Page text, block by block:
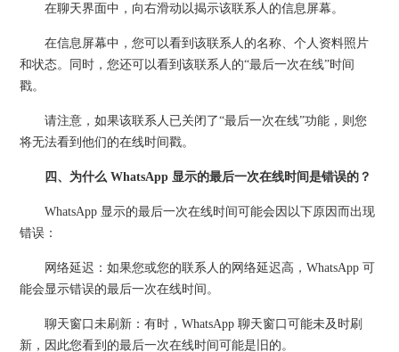
在聊天界面中，向右滑动以揭示该联系人的信息屏幕。
在信息屏幕中，您可以看到该联系人的名称、个人资料照片
和状态。同时，您还可以看到该联系人的“最后一次在线”时间
戳。
请注意，如果该联系人已关闭了“最后一次在线”功能，则您
将无法看到他们的在线时间戳。
四、为什么 WhatsApp 显示的最后一次在线时间是错误的？
WhatsApp 显示的最后一次在线时间可能会因以下原因而出现
错误：
网络延迟：如果您或您的联系人的网络延迟高，WhatsApp 可
能会显示错误的最后一次在线时间。
聊天窗口未刷新：有时，WhatsApp 聊天窗口可能未及时刷
新，因此您看到的最后一次在线时间可能是旧的。